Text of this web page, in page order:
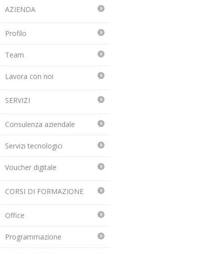
AZIENDA
Profilo
Team
Lavora con noi
SERVIZI
Consulenza aziendale
Servizi tecnologici
Voucher digitale
CORSI DI FORMAZIONE
Office
Programmazione